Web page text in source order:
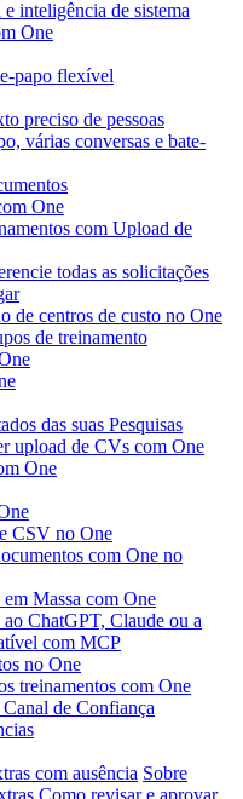
inteligência de sistema
One
papo flexível
preciso de pessoas
várias conversas e bate-
One
com Upload de
todas as solicitações
de centros de custo no One
de treinamento
das suas Pesquisas
upload de CVs com One
One
CSV no One
com One no
Massa com One
ChatGPT, Claude ou a
com MCP
no One
treinamentos com One
de Confiança
com ausência Sobre
Como revisar e aprovar